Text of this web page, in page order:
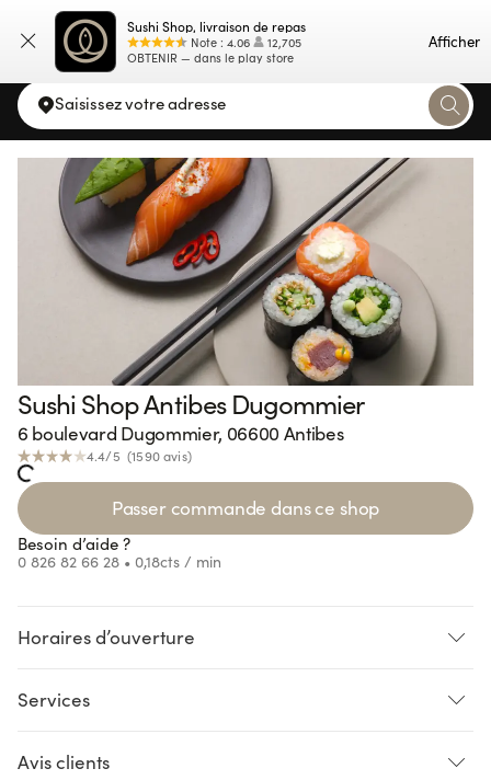
Sushi Shop, livraison de repas
Note : 4.06
12,705
OBTENIR — dans le play store
Afficher
Carte
Saisissez votre adresse
Sushi Shop Antibes Dugommier
6 boulevard Dugommier, 06600 Antibes
4.4/5 (1590avis)
Passer commande dans ce shop
Besoin d’aide ?
0 826 82 66 28 • 0,18cts / min
Horaires d’ouverture
Services
CLICK AND COLLECT
Avis clients